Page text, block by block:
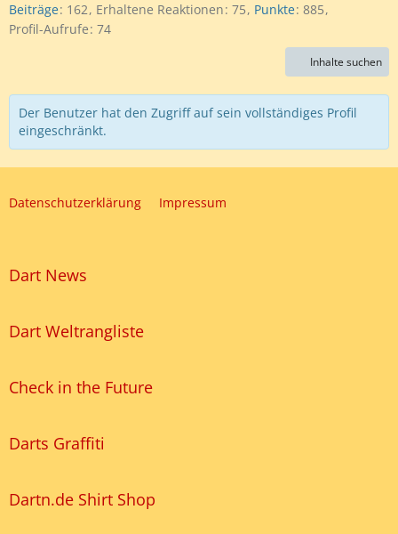
Beiträge 162 Erhaltene Reaktionen 75 Punkte 885
Profil-Aufrufe 74
Inhalte suchen
Der Benutzer hat den Zugriff auf sein vollständiges Profil
eingeschränkt.
Datenschutzerklärung Impressum
Dart News
Dart Weltrangliste
Check in the Future
Darts Graffiti
Dartn.de Shirt Shop